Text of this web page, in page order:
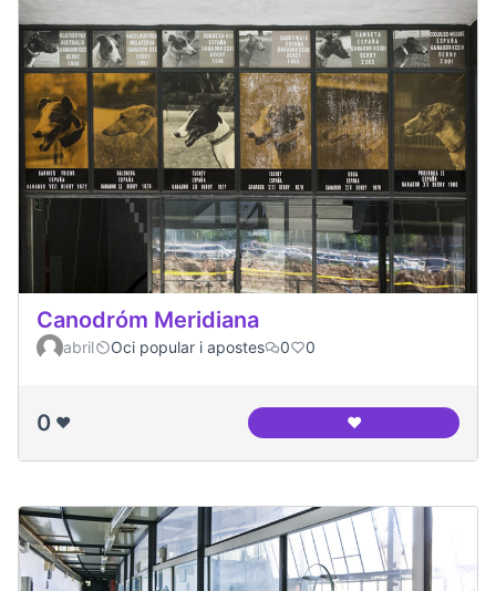
Canodróm Meridiana
abril Oci popular i apostes 0 0
0 ❤️ ❤️Canodróm